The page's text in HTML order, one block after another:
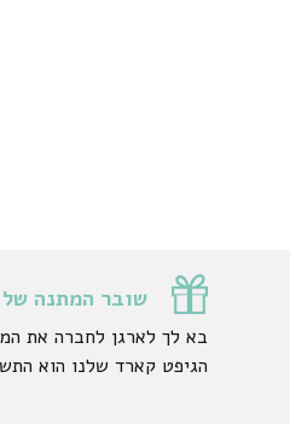
שובר המתנה של
בא לך לארגן לחברה את
הגיפט קארד שלנו הוא